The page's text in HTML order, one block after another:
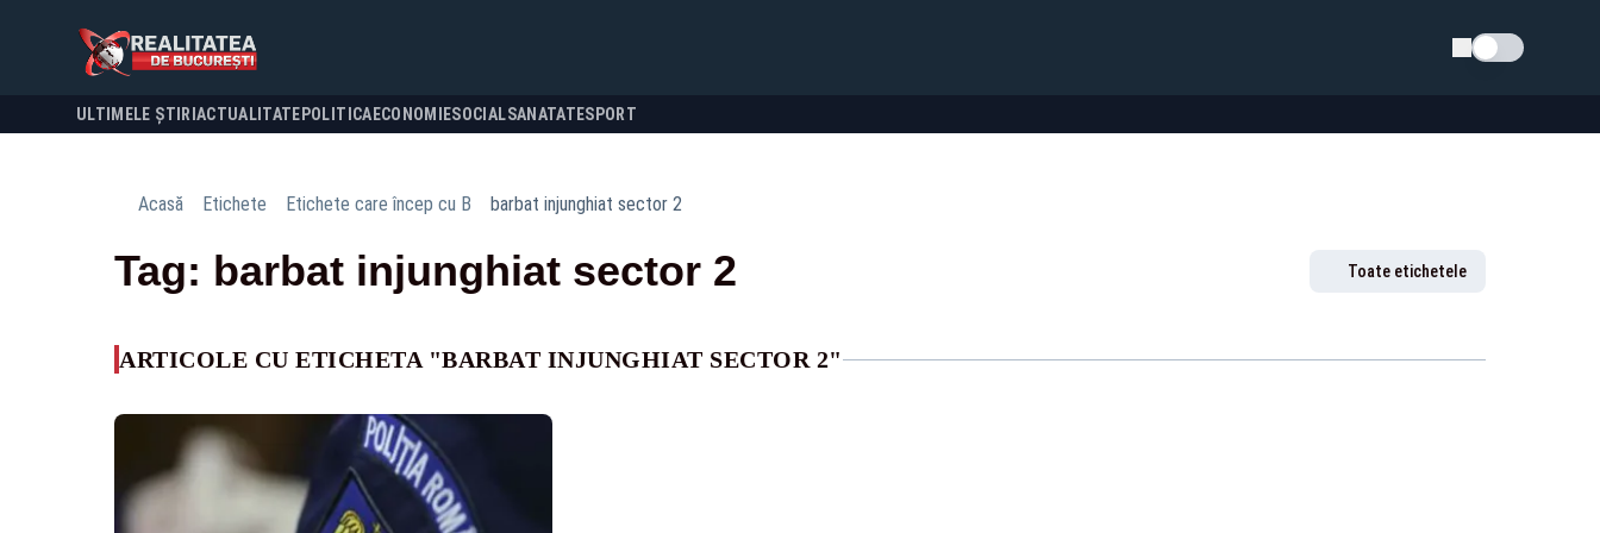
Schimba tema
ULTIMELE ȘTIRI ACTUALITATE POLITICA ECONOMIESOCIALSANATATESPORT
Acasă Etichete Etichete care încep cu B barbat injunghiat sector 2
Tag: barbat injunghiat sector 2 Toate etichetele
ARTICOLE CU ETICHETA "BARBAT INJUNGHIAT SECTOR 2"